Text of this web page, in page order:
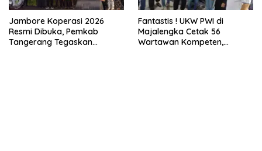
Jambore Koperasi 2026
Resmi Dibuka, Pemkab
Tangerang Tegaskan
Fantastis ! UKW PWI di
Majalengka Cetak 56
Wartawan Kompeten,